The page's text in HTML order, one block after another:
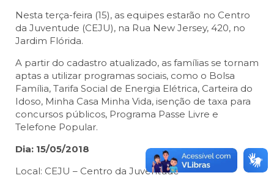
Nesta terça-feira (15), as equipes estarão no Centro
da Juventude (CEJU), na Rua New Jersey, 420, no
Jardim Flórida.
A partir do cadastro atualizado, as famílias se tornam
aptas a utilizar programas sociais, como o Bolsa
Família, Tarifa Social de Energia Elétrica, Carteira do
Idoso, Minha Casa Minha Vida, isenção de taxa para
concursos públicos, Programa Passe Livre e
Telefone Popular.
Dia: 15/05/2018
Local: CEJU – Centro da Juventude